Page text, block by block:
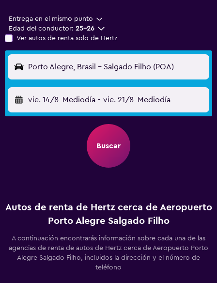
Entrega en el mismo punto
Edad del conductor: 25-26
Ver autos de renta solo de Hertz
Porto Alegre, Brasil - Salgado Filho (POA)
vie. 14/8 Mediodía - vie. 21/8 Mediodía
Buscar
Autos de renta de Hertz cerca de Aeropuerto
Porto Alegre Salgado Filho
A continuación encontrarás información sobre cada una de las
agencias de renta de autos de Hertz cerca de Aeropuerto Porto
Alegre Salgado Filho, incluidos la dirección y el número de
teléfono